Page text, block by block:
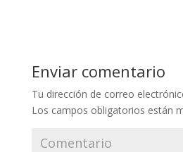
Enviar comentario
Tu dirección de correo
Los campos obligatorios están